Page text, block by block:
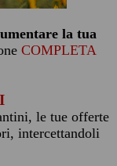
la tua
COMPLETA
le tue offerte
intercettandoli